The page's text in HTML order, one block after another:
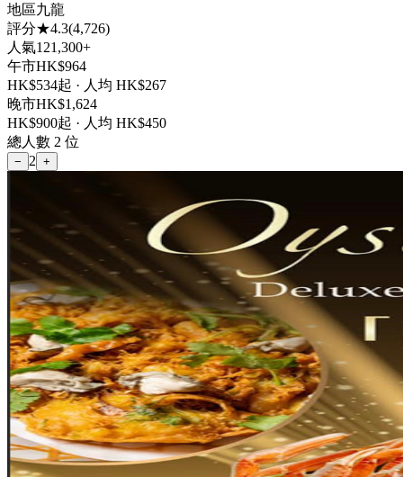
地區九龍
評分★4.3(4,726)
人氣121,300+
午市HK$964
HK$534起 · 人均 HK$267
晚市HK$1,624
HK$900起 · 人均 HK$450
總人數 2 位
− 2 +